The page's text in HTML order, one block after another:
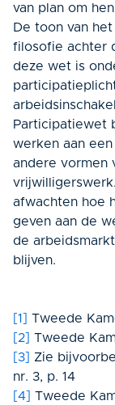
van plan om
De toon van
filosofie achter
deze wet is
Participatiewet
werken aan
andere vormen
vrijwilligerswerk.
afwachten hoe
geven aan de
de
blijven.
[1]
Tweede
[2]
Tweede
[3]
Zie
nr. 3, p. 14
[4]
Tweede